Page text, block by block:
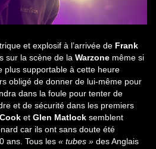
et explosif à l’arrivée de Frank
sur la scène de la Warzone même si
plus supportable à cette heure
obligé de donner de lui-même pour
dans la foule pour tenter de
et de sécurité dans les premiers
et Glen Matlock semblent
car ils ont sans doute été
ans. Tous les « tubes » des Anglais